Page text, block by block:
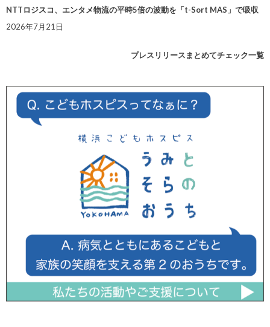
NTTロジスコ、エンタメ物流の平時5倍の波動を「t-Sort MAS」で吸収
2026年7月21日
プレスリリースまとめてチェック一覧